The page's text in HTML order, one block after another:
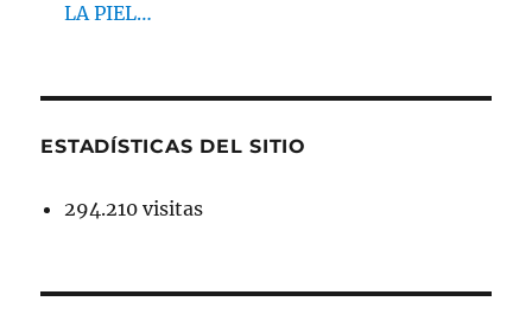
LA PIEL…
ESTADÍSTICAS DEL SITIO
294.210 visitas